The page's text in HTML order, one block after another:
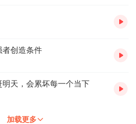
者创造条件
天，会累坏每一个当下
加载更多